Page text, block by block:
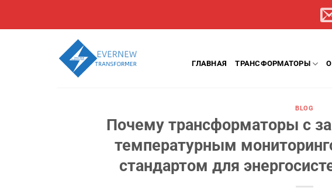
ГЛАВНАЯ ТРАНСФОРМАТОРЫ
BLOG
Почему трансформаторы с
температурным
стандартом для